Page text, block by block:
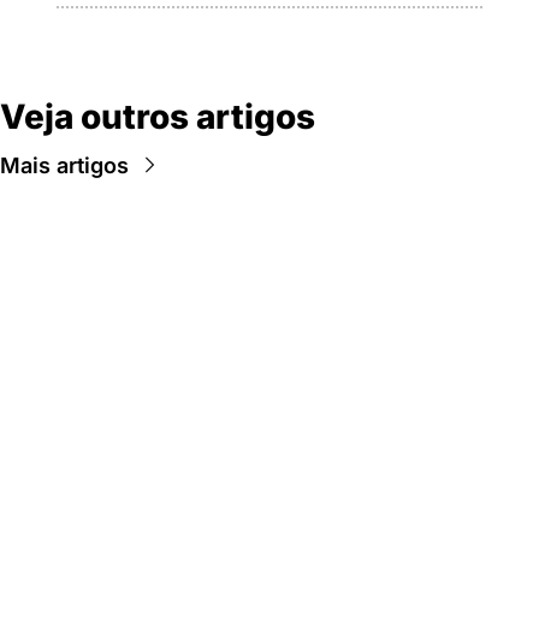
Veja outros artigos
Mais artigos